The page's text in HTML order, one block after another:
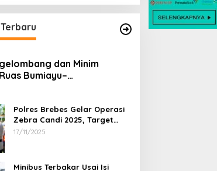
dan Minim
Bumiayu–
Telan Korban, Innova
Polres Brebes Gelar Operasi
Zebra Candi 2025, Target
Turunkan Kecelakaan dan
17/11/2025
Minibus Terbakar Usai Isi